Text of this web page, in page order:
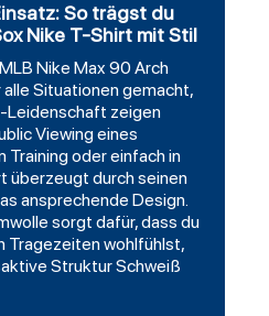
So trägst du
Nike T-Shirt mit Stil
Nike Max 90 Arch
Situationen gemacht,
Leidenschaft zeigen
Viewing eines
Training oder einfach in
überzeugt durch seinen
ansprechende Design.
sorgt dafür, dass du
Tragezeiten wohlfühlst,
Struktur Schweiß